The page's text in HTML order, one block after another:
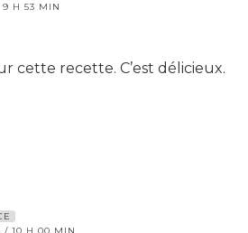
9 H 53 MIN
cette recette. C’est délicieux.